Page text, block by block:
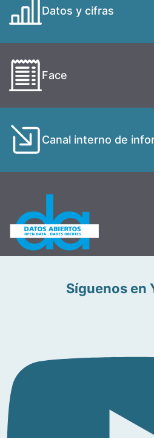
Datos y cifras
Face
Canal interno de
Síguenos en